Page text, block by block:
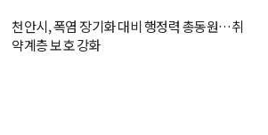
천안시, 폭염 장기화 대비 행정력 총동원…취
약계층 보호 강화